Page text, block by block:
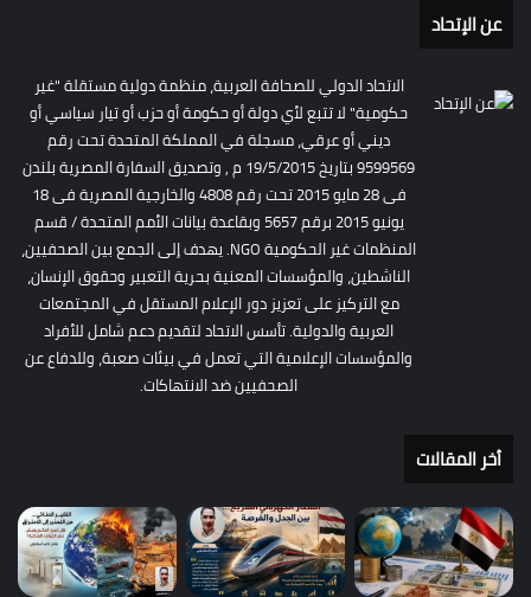
عن الإتحاد
الاتحاد الدولي للصحافة العربية، منظمة دولية مستقلة "غير
حكومية" لا تتبع لأي دولة أو حكومة أو حزب أو تيار سياسي أو
ديني أو عرقي، مسجلة في المملكة المتحدة تحت رقم
9599569 بتاريخ 19/5/2015 م , وتصديق السفارة المصرية بلندن
فى 28 مايو 2015 تحت رقم 4808 والخارجية المصرية فى 18
يونيو 2015 برقم 5657 وبقاعدة بيانات الأمم المتحدة / قسم
المنظمات غير الحكومية NGO. يهدف إلى الجمع بين الصحفيين،
الناشطين، والمؤسسات المعنية بحرية التعبير وحقوق الإنسان،
مع التركيز على تعزيز دور الإعلام المستقل في المجتمعات
العربية والدولية. تأسس الاتحاد لتقديم دعم شامل للأفراد
والمؤسسات الإعلامية التي تعمل في بيئات صعبة، وللدفاع عن
الصحفيين ضد الانتهاكات.
أخر المقالات